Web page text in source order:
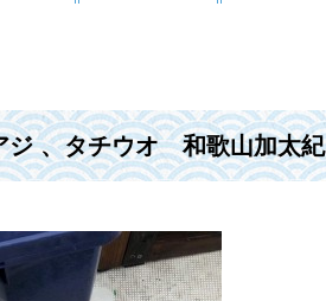
ジ 、タチウオ 和歌山加太紀